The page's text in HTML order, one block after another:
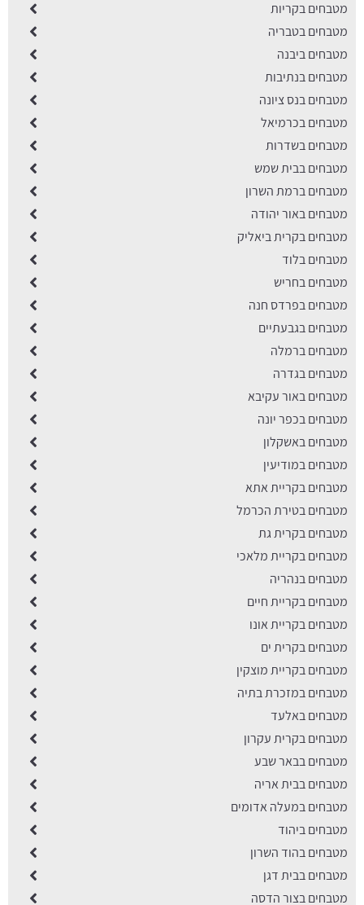
מטבחים בקריות
מטבחים בטבריה
מטבחים ביבנה
מטבחים בנתיבות
מטבחים בנס ציונה
מטבחים בכרמיאל
מטבחים בשדרות
מטבחים בבית שמש
מטבחים ברמת השרון
מטבחים באור יהודה
מטבחים בקרית ביאליק
מטבחים בלוד
מטבחים בחריש
מטבחים בפרדס חנה
מטבחים בגבעתיים
מטבחים ברמלה
מטבחים בגדרה
מטבחים באור עקיבא
מטבחים בכפר יונה
מטבחים באשקלון
מטבחים במודיעין
מטבחים בקריית אתא
מטבחים בטירת הכרמל
מטבחים בקרית גת
מטבחים בקריית מלאכי
מטבחים בנהריה
מטבחים בקריית חיים
מטבחים בקריית אונו
מטבחים בקרית ים
מטבחים בקריית מוצקין
מטבחים במזכרת בתיה
מטבחים באלעד
מטבחים בקרית עקרון
מטבחים בבאר שבע
מטבחים בבית אריה
מטבחים במעלה אדומים
מטבחים ביהוד
מטבחים בהוד השרון
מטבחים בבית דגן
מטבחים בצור הדסה